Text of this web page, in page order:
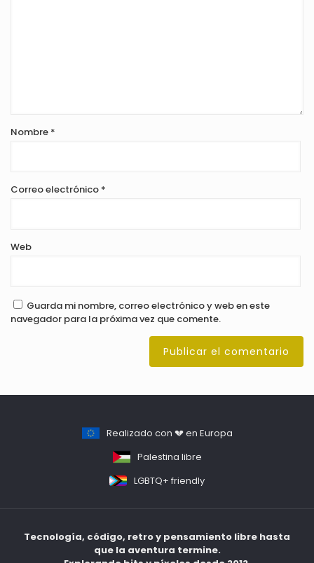
Nombre *
Correo electrónico *
Web
Guarda mi nombre, correo electrónico y web en este
navegador para la próxima vez que comente.
Realizado con 💔 en Europa
Palestina libre
LGBTQ+ friendly
Tecnología, código, retro y pensamiento libre hasta
que la aventura termine.